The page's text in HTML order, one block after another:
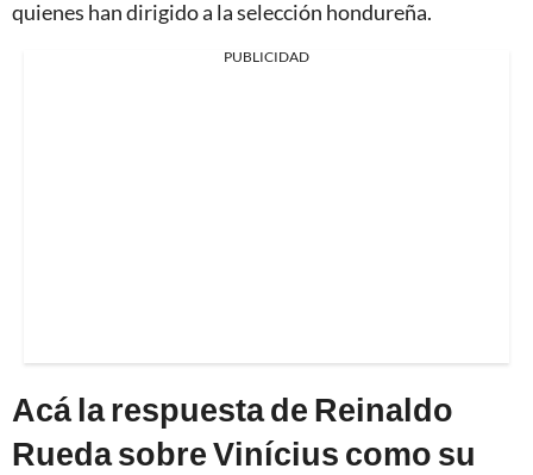
quienes han dirigido a la selección hondureña.
PUBLICIDAD
Acá la respuesta de Reinaldo
Rueda sobre Vinícius como su